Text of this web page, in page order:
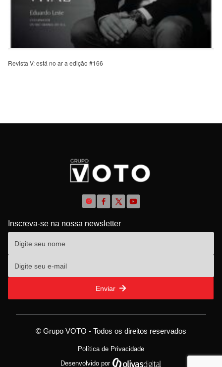
Revista V: está no ar a edição #166
Inscreva-se na nossa newsletter
Enviar
© Grupo VOTO - Todos os direitos reservados
Política de Privacidade
Desenvolvido por